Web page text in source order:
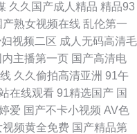
久久国产成人精品 精品93
产熟女视频在线 乱伦第一
妇视频二区 成人无码高清毛
内主播第一页 国产高清电
久久偷拍高清亚洲 91午
在线观看 91精选国产 国
爱 国产不卡小视频 AV色
视频黄全免费 国产精品第